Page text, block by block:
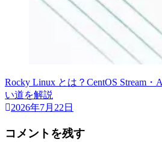
Rocky Linux とは？CentOS Stream
い道を解説
2026年7月22日
コメントを残す